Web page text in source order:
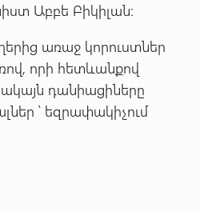
Աբբե Բիկիլան։
առաջ կորուստներ
որի հետևանքով
դանիացիները
՝ եզրափակիչում